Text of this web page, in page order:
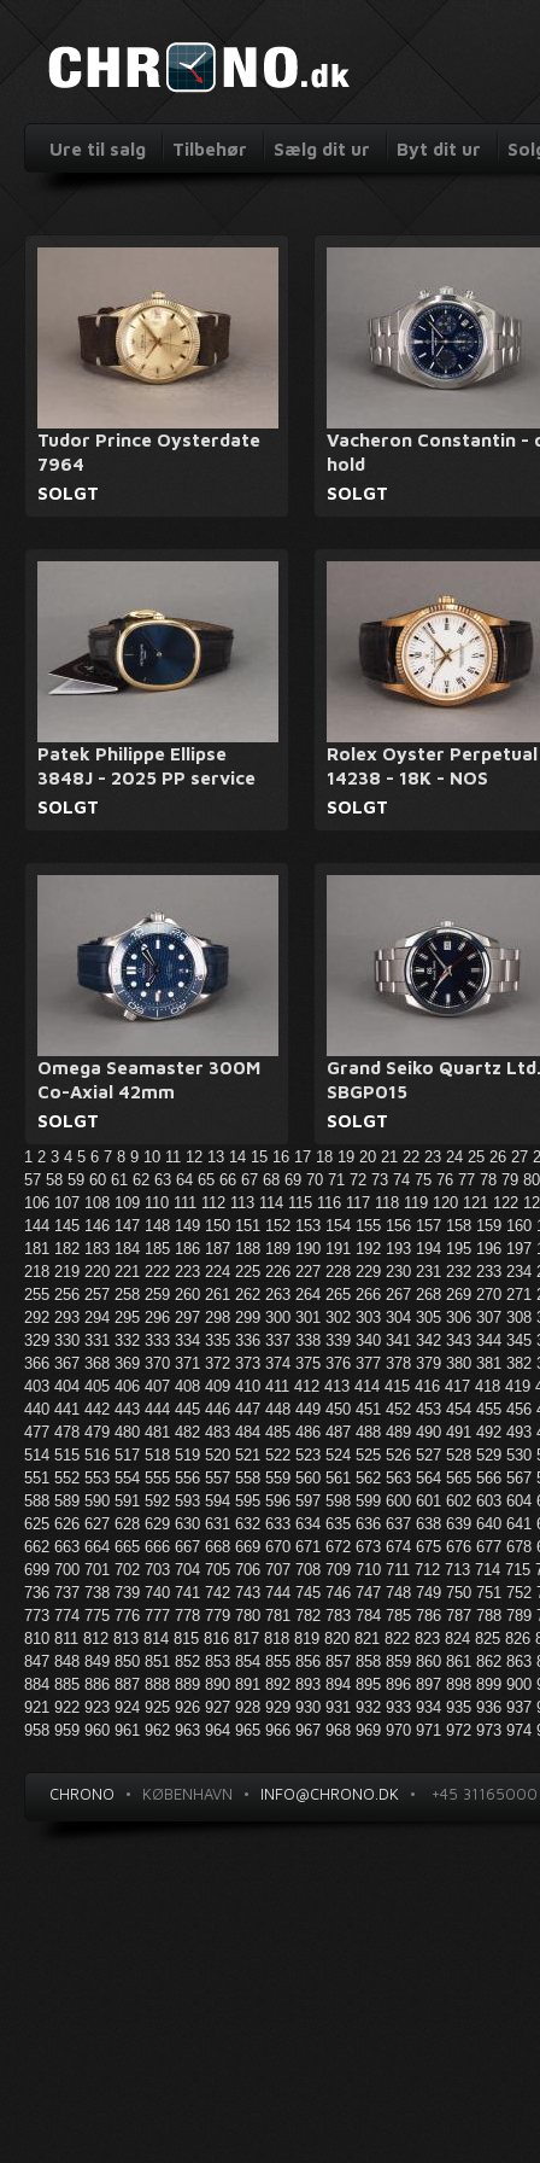
Ure til salg Tilbehør Sælg dit ur Byt dit ur
Tudor Prince Oysterdate
7964
SOLGT
Vacheron Constantin -
hold
SOLGT
Patek Philippe Ellipse
3848J - 2025 PP service
SOLGT
Rolex Oyster Perpetual
14238 - 18K - NOS
SOLGT
Omega Seamaster 300M
Co-Axial 42mm
SOLGT
Grand Seiko Quartz Ltd.
SBGP015
SOLGT
1 2 3 4 5 6 7 8 9 10 11 12 13 14 15 16 17 18 19 20 21 22 23 24 25 26 27
57 58 59 60 61 62 63 64 65 66 67 68 69 70 71 72 73 74 75 76 77 78 79
106 107 108 109 110 111 112 113 114 115 116 117 118 119 120 121 122
144 145 146 147 148 149 150 151 152 153 154 155 156 157 158 159 160
181 182 183 184 185 186 187 188 189 190 191 192 193 194 195 196 197
218 219 220 221 222 223 224 225 226 227 228 229 230 231 232 233 234
255 256 257 258 259 260 261 262 263 264 265 266 267 268 269 270 271
292 293 294 295 296 297 298 299 300 301 302 303 304 305 306 307 308
329 330 331 332 333 334 335 336 337 338 339 340 341 342 343 344 345
366 367 368 369 370 371 372 373 374 375 376 377 378 379 380 381 382
403 404 405 406 407 408 409 410 411 412 413 414 415 416 417 418 419
440 441 442 443 444 445 446 447 448 449 450 451 452 453 454 455 456
477 478 479 480 481 482 483 484 485 486 487 488 489 490 491 492 493
514 515 516 517 518 519 520 521 522 523 524 525 526 527 528 529 530
551 552 553 554 555 556 557 558 559 560 561 562 563 564 565 566 567
588 589 590 591 592 593 594 595 596 597 598 599 600 601 602 603 604
625 626 627 628 629 630 631 632 633 634 635 636 637 638 639 640 641
662 663 664 665 666 667 668 669 670 671 672 673 674 675 676 677 678
699 700 701 702 703 704 705 706 707 708 709 710 711 712 713 714 715
736 737 738 739 740 741 742 743 744 745 746 747 748 749 750 751 752
773 774 775 776 777 778 779 780 781 782 783 784 785 786 787 788 789
810 811 812 813 814 815 816 817 818 819 820 821 822 823 824 825 826
847 848 849 850 851 852 853 854 855 856 857 858 859 860 861 862 863
884 885 886 887 888 889 890 891 892 893 894 895 896 897 898 899 900
921 922 923 924 925 926 927 928 929 930 931 932 933 934 935 936 937
958 959 960 961 962 963 964 965 966 967 968 969 970 971 972 973 974
CHRONO • KØBENHAVN • INFO@CHRONO.DK • +45 31165000